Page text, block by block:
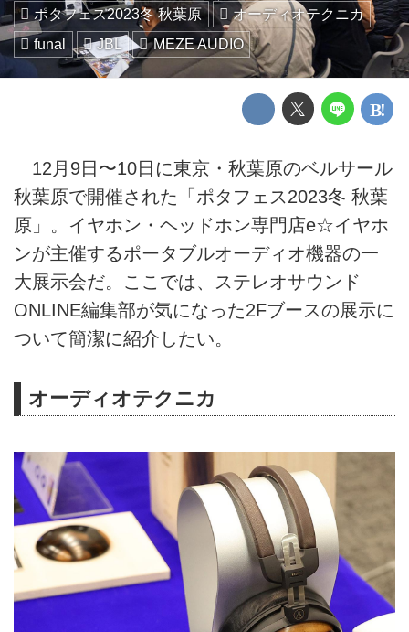
ポタフェス2023冬 秋葉原
オーディオテクニカ
funal
JBL MEZE AUDIO
12月9日〜10日に東京・秋葉原のベルサール
秋葉原で開催された「ポタフェス2023冬 秋葉
原」。イヤホン・ヘッドホン専門店e☆イヤホ
ンが主催するポータブルオーディオ機器の一
大展示会だ。ここでは、ステレオサウンド
ONLINE編集部が気になった2Fブースの展示に
ついて簡潔に紹介したい。
オーディオテクニカ